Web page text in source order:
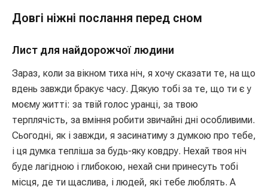
Довгі ніжні послання перед сном
Лист для найдорожчої людини
Зараз, коли за вікном тиха ніч, я хочу сказати те, на що
вдень завжди бракує часу. Дякую тобі за те, що ти є у
моєму житті: за твій голос уранці, за твою
терплячість, за вміння робити звичайні дні особливими.
Сьогодні, як і завжди, я засинатиму з думкою про тебе,
і ця думка тепліша за будь-яку ковдру. Нехай твоя ніч
буде лагідною і глибокою, нехай сни принесуть тобі
місця, де ти щаслива, і людей, які тебе люблять. А